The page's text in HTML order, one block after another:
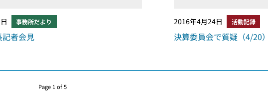
事務所だより
者会見
2016年4月24日 活動記録
決算委員会で質疑（4/
Page 1 of 5